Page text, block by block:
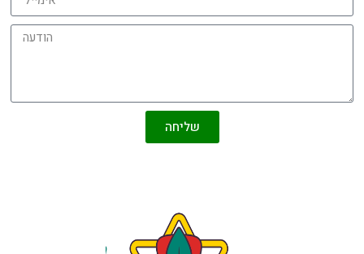
שליחה